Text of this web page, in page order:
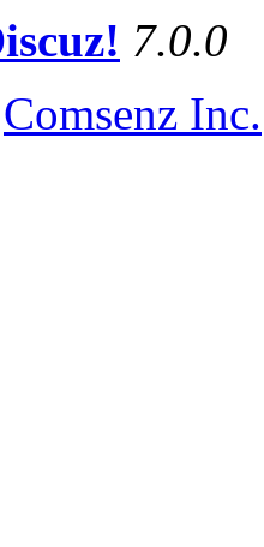
7.0.0
Comsenz Inc.